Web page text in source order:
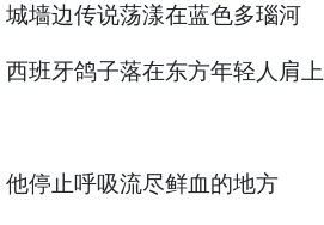
城墙边传说荡漾在蓝色多瑙河
西班牙鸽子落在东方年轻人肩上
他停止呼吸流尽鲜血的地方